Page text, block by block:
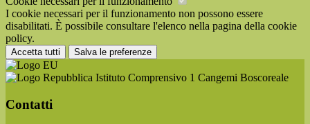
I cookie necessari per il funzionamento non possono essere
disabilitati. È possibile consultare l'elenco nella pagina della cookie
policy.
Accetta tutti Salva le preferenze
Istituto Comprensivo 1 Cangemi Boscoreale
Contatti